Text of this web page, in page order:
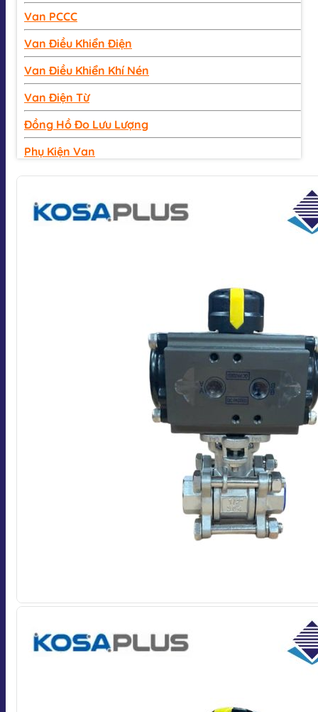
Van PCCC
Van Điều Khiển Điện
Van Điều Khiển Khí Nén
Van Điện Từ
Đồng Hồ Đo Lưu Lượng
Phụ Kiện Van